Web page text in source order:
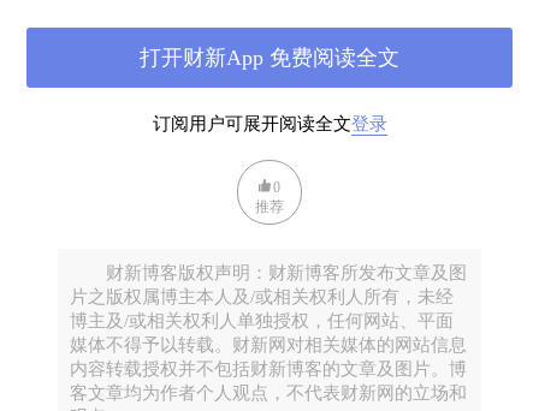
这是一个好的开始。但是还需要更多废话。根据这一
理论，晦涩的文章乃是作者刻意的选择。
官僚和商界经理们坚持要用令人费解的胡言来掩饰自
穿着格子衬衫的技术写手以此来报复往他脸上踢过沙
子的体育生和拒绝跟他约会的姑娘。
伪知识分子喋喋不休地用晦涩的冗词赘语来掩盖自己
订阅用户可展开阅读全文登录
打开财新App 免费阅读全文
0
推荐
财新博客版权声明：财新博客所发布文章及图
片之版权属博主本人及/或相关权利人所有，未经
博主及/或相关权利人单独授权，任何网站、平面
媒体不得予以转载。财新网对相关媒体的网站信息
内容转载授权并不包括财新博客的文章及图片。博
客文章均为作者个人观点，不代表财新网的立场和